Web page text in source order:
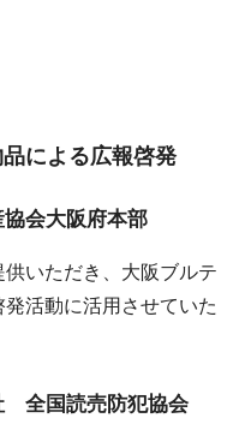
による広報啓発
会大阪府本部
いただき、大阪ブルテ
活動に活用させていた
全国読売防犯協会